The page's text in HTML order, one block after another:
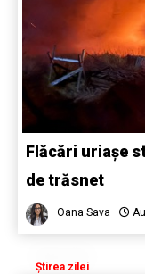
Flăcări uriașe
de trăsnet
Oana Sava
Știrea zilei